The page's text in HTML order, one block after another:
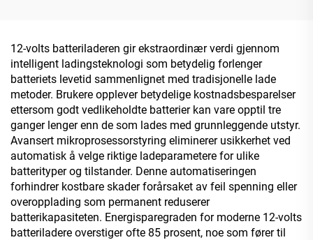
tohjulstrekk
12-volts batteriladeren gir ekstraordinær verdi gjennom
intelligent ladingsteknologi som betydelig forlenger
batteriets levetid sammenlignet med tradisjonelle lade
metoder. Brukere opplever betydelige kostnadsbesparelser
ettersom godt vedlikeholdte batterier kan vare opptil tre
ganger lenger enn de som lades med grunnleggende utstyr.
Avansert mikroprosessorstyring eliminerer usikkerhet ved
automatisk å velge riktige ladeparametere for ulike
batterityper og tilstander. Denne automatiseringen
forhindrer kostbare skader forårsaket av feil spenning eller
overopplading som permanent reduserer
batterikapasiteten. Energisparegraden for moderne 12-volts
batteriladere overstiger ofte 85 prosent, noe som fører til